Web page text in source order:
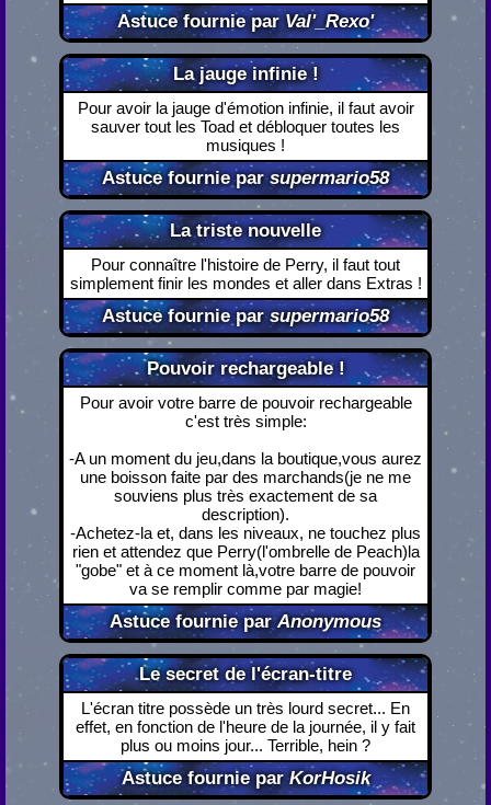
Astuce fournie parVal'_Rexo'
La jauge infinie !
Astuce fournie parsupermario58
Pour avoir la jauge d'émotion infinie, il faut avoir
sauver tout les Toad et débloquer toutes les
musiques !
La triste nouvelle
Astuce fournie parsupermario58
Pour connaître l'histoire de Perry, il faut tout
simplement finir les mondes et aller dans Extras !
Pouvoir rechargeable !
Astuce fournie parAnonymous
Pour avoir votre barre de pouvoir rechargeable
c'est très simple:
-A un moment du jeu,dans la boutique,vous aurez
une boisson faite par des marchands(je ne me
souviens plus très exactement de sa
description).
-Achetez-la et, dans les niveaux, ne touchez plus
rien et attendez que Perry(l'ombrelle de Peach)la
"gobe" et à ce moment là,votre barre de pouvoir
va se remplir comme par magie!
Le secret de l'écran-titre
Astuce fournie parKorHosik
L'écran titre possède un très lourd secret... En
effet, en fonction de l'heure de la journée, il y fait
plus ou moins jour... Terrible, hein ?